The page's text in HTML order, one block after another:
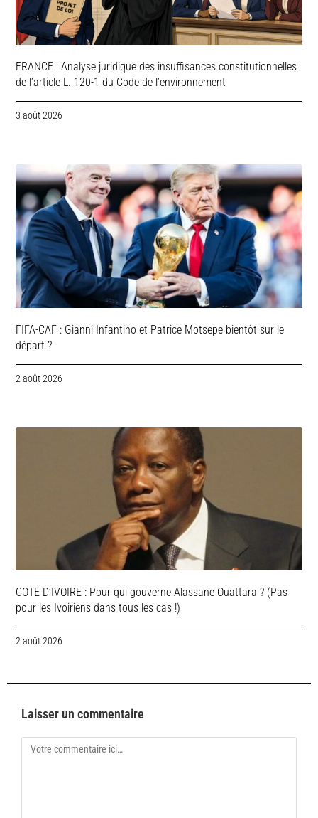
FRANCE : Analyse juridique des insuffisances constitutionnelles
de l’article L. 120-1 du Code de l’environnement
3 août 2026
FIFA-CAF : Gianni Infantino et Patrice Motsepe bientôt sur le
départ ?
2 août 2026
COTE D’IVOIRE : Pour qui gouverne Alassane Ouattara ? (Pas
pour les Ivoiriens dans tous les cas !)
2 août 2026
Laisser un commentaire